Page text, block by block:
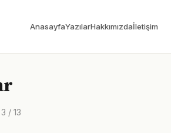
AnasayfaYazılarHakkımızdaİletişim
/ 13